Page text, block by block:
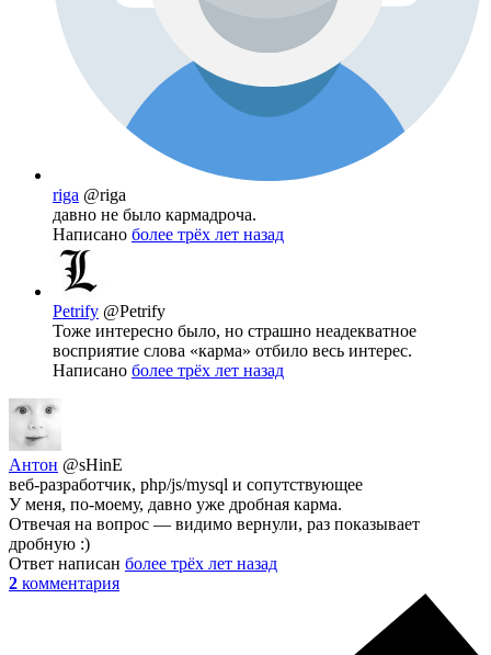
riga @riga
давно не было кармадроча.
Написано более трёх лет назад
Petrify @Petrify
Тоже интересно было, но страшно неадекватное
восприятие слова «карма» отбило весь интерес.
Написано более трёх лет назад
Антон @sHinE
веб-разработчик, php/js/mysql и сопутствующее
У меня, по-моему, давно уже дробная карма.
Отвечая на вопрос — видимо вернули, раз показывает
дробную :)
Ответ написан более трёх лет назад
2 комментария